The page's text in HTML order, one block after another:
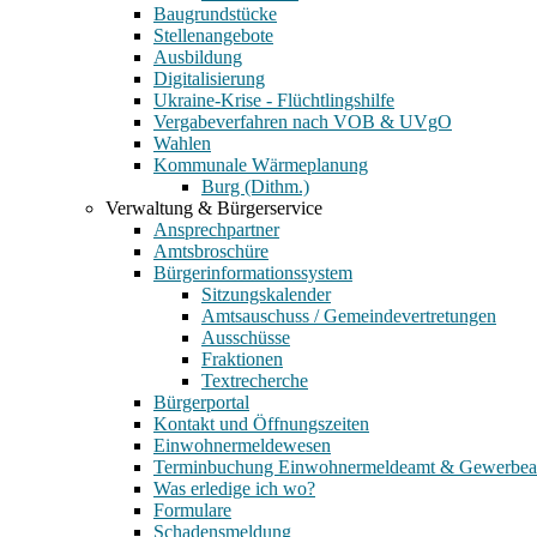
Baugrundstücke
Stellenangebote
Ausbildung
Digitalisierung
Ukraine-Krise - Flüchtlingshilfe
Vergabeverfahren nach VOB & UVgO
Wahlen
Kommunale Wärmeplanung
Burg (Dithm.)
Verwaltung & Bürgerservice
Ansprechpartner
Amtsbroschüre
Bürgerinformationssystem
Sitzungskalender
Amtsauschuss / Gemeindevertretungen
Ausschüsse
Fraktionen
Textrecherche
Bürgerportal
Kontakt und Öffnungszeiten
Einwohnermeldewesen
Terminbuchung Einwohnermeldeamt &
Was erledige ich wo?
Formulare
Schadensmeldung